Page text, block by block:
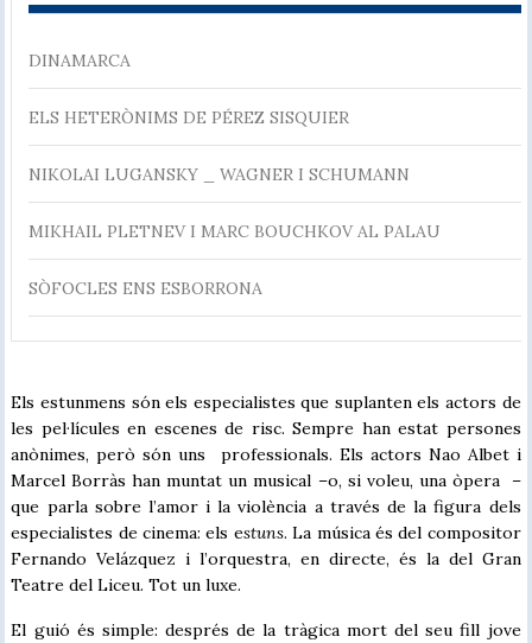
DINAMARCA
ELS HETERÒNIMS DE PÉREZ SISQUIER
NIKOLAI LUGANSKY _ WAGNER I SCHUMANN
MIKHAIL PLETNEV I MARC BOUCHKOV AL PALAU
SÒFOCLES ENS ESBORRONA
Els estunmens són els especialistes que suplanten els actors de
les pel·lícules en escenes de risc. Sempre han estat persones
anònimes, però són uns professionals. Els actors Nao Albet i
Marcel Borràs han muntat un musical –o, si voleu, una òpera –
que parla sobre l’amor i la violència a través de la figura dels
especialistes de cinema: els estuns. La música és del compositor
Fernando Velázquez i l’orquestra, en directe, és la del Gran
Teatre del Liceu. Tot un luxe.
El guió és simple: després de la tràgica mort del seu fill jove